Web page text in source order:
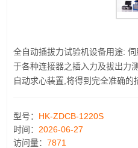
全自动插拔力试验机设备用途:
于各种连接器之插入力及拔出力
自动求心装置,将得到完全准确的
型号： HK-ZDCB-1220S
时间： 2026-06-27
访问量：7871